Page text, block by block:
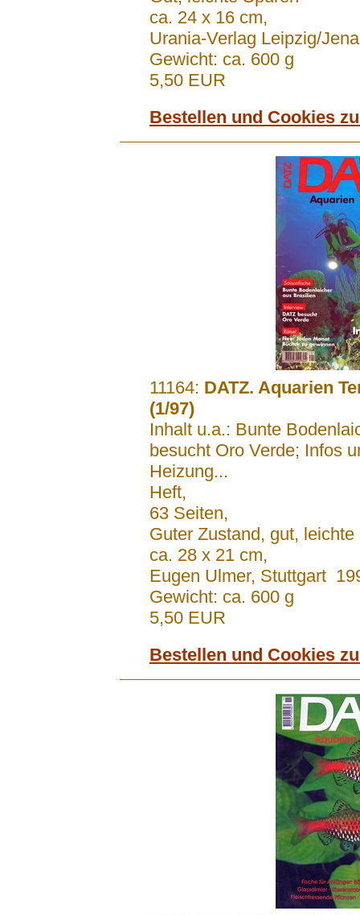
ca. 24 x 16 cm,
Urania-Verlag Leipzig/
Gewicht: ca. 600 g
5,50 EUR
Bestellen und Cookies
11164: DATZ. Aquarien
(1/97)
Inhalt u.a.: Bunte
besucht Oro Verde; Infos
Heizung...
Heft,
63 Seiten,
Guter Zustand, gut,
ca. 28 x 21 cm,
Eugen Ulmer, Stuttgart
Gewicht: ca. 600 g
5,50 EUR
Bestellen und Cookies